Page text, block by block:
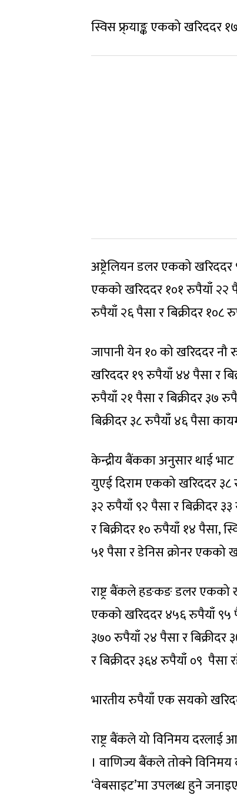
स्विस फ्र्याङ्क एकको खरिददर
अष्ट्रेलियन डलर एकको
एकको खरिददर १०१ रुपैयाँ २२
रुपैयाँ २६ पैसा र बिक्रीदर १०८
जापानी येन १० को खरिददर
खरिददर १९ रुपैयाँ ४४ पैसा र
रुपैयाँ २१ पैसा र बिक्रीदर ३७
बिक्रीदर ३८ रुपैयाँ ४६ पैसा
केन्द्रीय बैंकका अनुसार थाई
युएई दिराम एकको खरिददर ३८
३२ रुपैयाँ ९२ पैसा र बिक्रीदर
र बिक्रीदर १० रुपैयाँ १४ पैसा,
५१ पैसा र डेनिस क्रोनर एकको
राष्ट्र बैंकले हङकङ डलर एकको
एकको खरिददर ४५६ रुपैयाँ ९५
३७० रुपैयाँ २४ पैसा र
र बिक्रीदर ३६४ रुपैयाँ ०९ पैसा
भारतीय रुपैयाँ एक सयको
राष्ट्र बैंकले यो विनिमय
। वाणिज्य बैंकले तोक्ने
‘वेबसाइट’मा उपलब्ध हुने